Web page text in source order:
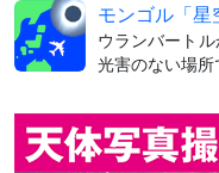
モンゴル「
ウランバート
光害のない場